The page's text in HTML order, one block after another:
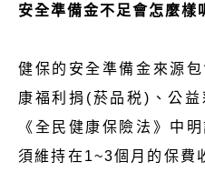
安全準備金不足會怎麼樣
健保的安全準備金來源
康福利捐(菸品税)、公
《全民健康保險法》中
須維持在1~3個月的保費